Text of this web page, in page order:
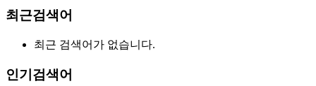
최근검색어
최근 검색어가 없습니다.
인기검색어